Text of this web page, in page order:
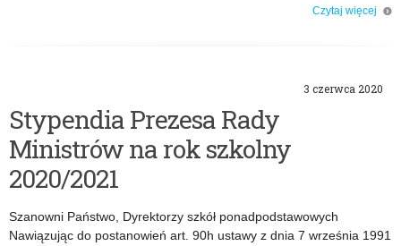
Czytaj więcej
3 czerwca 2020
Stypendia Prezesa Rady
Ministrów na rok szkolny
2020/2021
Szanowni Państwo, Dyrektorzy szkół ponadpodstawowych
Nawiązując do postanowień art. 90h ustawy z dnia 7 września 1991